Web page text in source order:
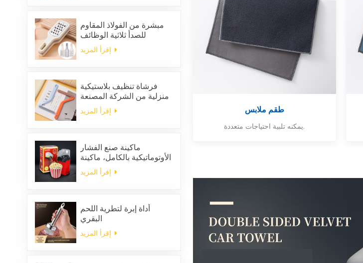
للبيئة
مبشرة من الفولاذ المقاوم
للصدأ ثلاثية الوظائف
فرشاة تنظيف بلاستيكية
منزلية من الشركة المصنعة
لإزالة الشعر الساكن من
الملابس
ماكينة صنع الفشار
الأوتوماتيكية بالكامل، ماكينة
صنع الفشار المنزلية
المحمولة
أداة إبرة لتطرية اللحم
البقري
طقم ملابس
يمكنه تلبية احتياجات متعددة.